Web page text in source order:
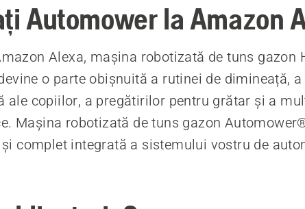
Automower la Amazon
Alexa, mașina robotizată de tuns gazon
o parte obișnuită a rutinei de dimineață,
ale copiilor, a pregătirilor pentru grătar și a
Mașina robotizată de tuns gazon
complet integrată a sistemului vostru de